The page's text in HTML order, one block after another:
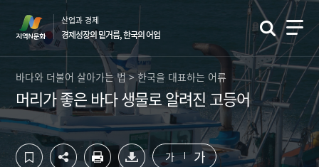
영
로
가
역
가
기
산업과 경제
경제성장의 밑거름, 한국의 어업
바다와 더불어 살아가는 법 > 한국을 대표하는 어류
머리가 좋은 바다 생물로 알려진 고등어
가 가